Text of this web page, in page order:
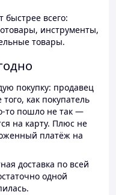
быстрее всего:
инструменты,
товары.
покупку: продавец
как покупатель
то пошло не так —
на карту. Плюс не
платёж на
доставка по всей
одной